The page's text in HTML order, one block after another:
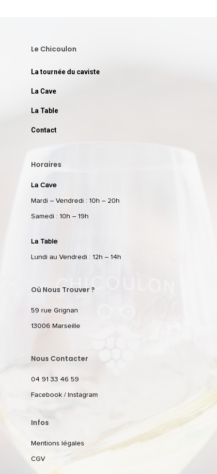
Le Chicoulon
La tournée du caviste
La Cave
La Table
Contact
Horaires
La Cave
Mardi – Vendredi : 10h – 20h
Samedi : 10h – 19h
La Table
Lundi au Vendredi : 12h – 14h
Où Nous Trouver ?
59 rue Grignan
13006 Marseille
Nous Contacter
04 91 33 46 59
Facebook / Instagram
Infos
Mentions légales
CGV